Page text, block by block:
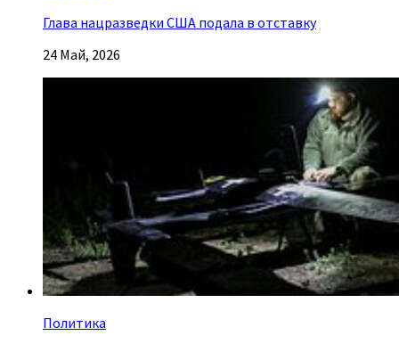
Глава нацразведки США подала в отставку
24 Май, 2026
Политика